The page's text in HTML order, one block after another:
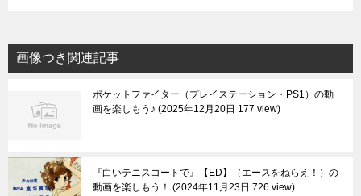
画像つき関連記事
ポケットファイター（プレイステーション・PS1）の動
画を楽しもう♪ 2025年12月20日 177 view
『白いテニスコートで』【ED】（エースをねらえ！）の
動画を楽しもう！
2024年11月23日 726 view